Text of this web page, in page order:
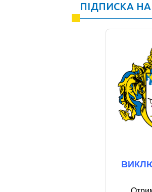
ПІДПИСКА